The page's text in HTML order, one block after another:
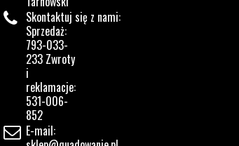
Skontaktuj się z nami:
Sprzedaż:
793-033-
233 Zwroty
i
reklamacje:
531-006-
852
E-mail: